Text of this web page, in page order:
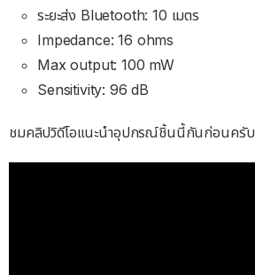
ระยะส่ง Bluetooth: 10 เมตร
Impedance: 16 ohms
Max output: 100 mW
Sensitivity: 96 dB
ชมคลิปวิดีโอแนะนำอุปกรณ์ชิ้นนี้กันก่อนครับ